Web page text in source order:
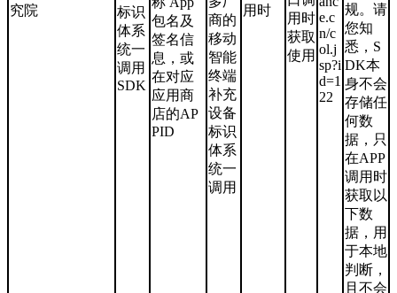
究院
标识
体系
统一
调用
SDK
包名及
签名信
息，或
在对应
应用商
店的AP
PID
商的
移动
智能
终端
补充
设备
标识
体系
统一
调用
用时
用时
获取
使用
e.c
n/c
ol.j
sp?i
d=1
22
规。请
您知
悉，S
DK本
身不会
存储任
何数
据，只
在APP
调用时
获取以
下数
据，用
于本地
判断，
且不会